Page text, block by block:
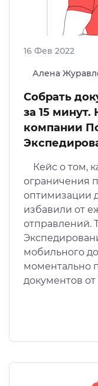
Алена
16 Фев 2022
Собрать
за 15 минут.
компании
Кейс о том,
ограничения
оптимизации
избавили от
отправлений.
мобильного
моментально
документов